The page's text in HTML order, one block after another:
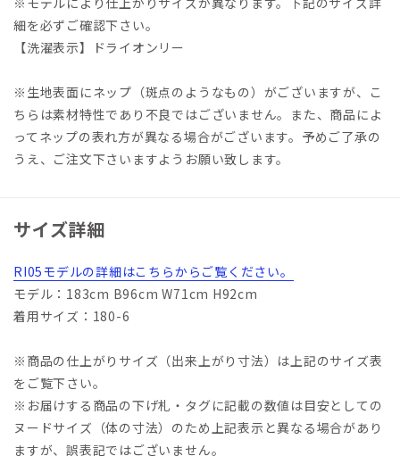
細を必ずご確認下さい。
【洗濯表示】ドライオンリー
※生地表面にネップ（斑点のようなもの）がございますが、こ
ちらは素材特性であり不良ではございません。また、商品によ
ってネップの表れ方が異なる場合がございます。予めご了承の
うえ、ご注文下さいますようお願い致します。
サイズ詳細
RI05モデルの詳細はこちらからご覧ください。
モデル：183cm B96cm W71cm H92cm
着用サイズ：180-6
※商品の仕上がりサイズ（出来上がり寸法）は上記のサイズ表
をご覧下さい。
※お届けする商品の下げ札・タグに記載の数値は目安としての
ヌードサイズ（体の寸法）のため上記表示と異なる場合があり
ますが、誤表記ではございません。